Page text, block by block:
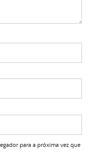
para a próxima vez que